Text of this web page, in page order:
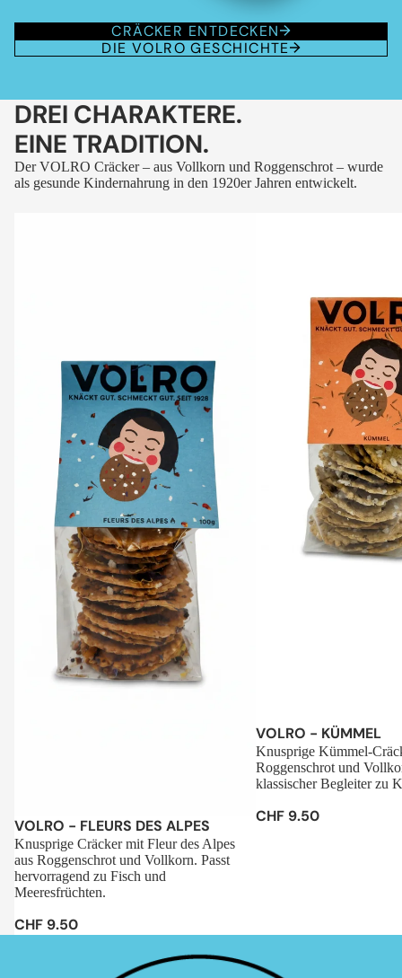
CRÄCKER ENTDECKEN
DIE VOLRO GESCHICHTE
DREI CHARAKTERE.
EINE TRADITION.
Der VOLRO Cräcker – aus Vollkorn und Roggenschrot – wurde
als gesunde Kindernahrung in den 1920er Jahren entwickelt.
Sale
VOLRO - FLEURS DES ALPES
Knusprige Cräcker mit Fleur des Alpes
aus Roggenschrot und Vollkorn. Passt
hervorragend zu Fisch und
Meeresfrüchten.
CHF 9.50
VOLRO - KÜMMEL
Knusprige Kümmel-
Roggenschrot und
klassischer Begleiter zu
CHF 9.50